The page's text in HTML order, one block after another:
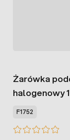
Żarówka
halogenowy
F1752